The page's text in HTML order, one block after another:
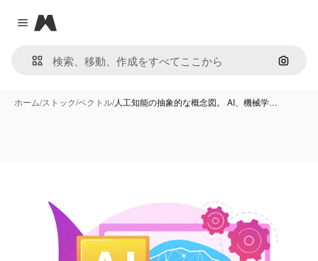
Close menu
Magnific
画像で
ホーム/ストック/ベクトル/人工知能の抽象的な概念図。 AI、機械学…